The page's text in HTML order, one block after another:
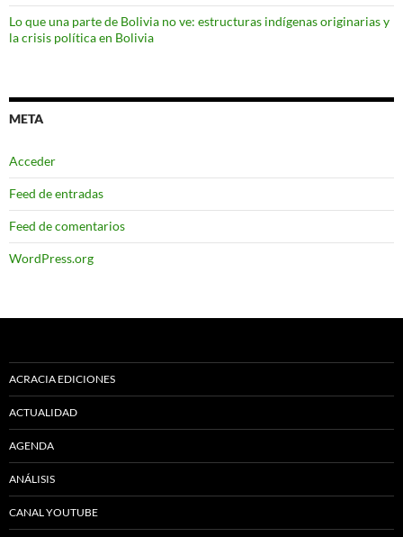
Lo que una parte de Bolivia no ve: estructuras indígenas originarias y
la crisis política en Bolivia
META
Acceder
Feed de entradas
Feed de comentarios
WordPress.org
ACRACIA EDICIONES
ACTUALIDAD
AGENDA
ANÁLISIS
CANAL YOUTUBE